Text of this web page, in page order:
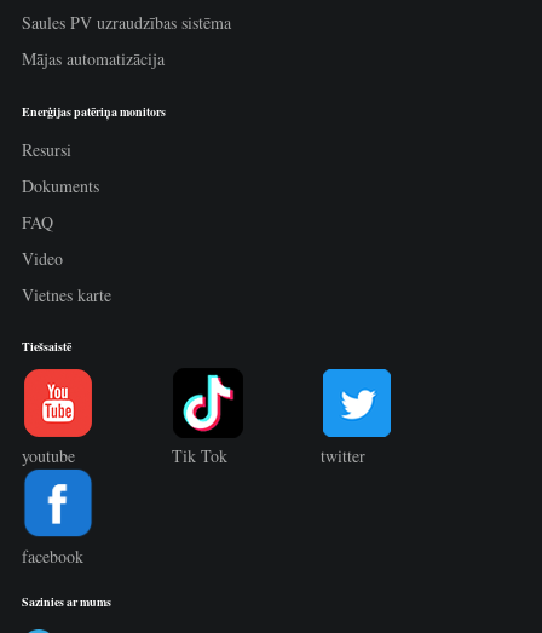
Saules PV uzraudzības sistēma
Mājas automatizācija
Enerģijas patēriņa monitors
Resursi
Dokuments
FAQ
Video
Vietnes karte
Tiešsaistē
youtube Tik Tok twitter
facebook
Sazinies ar mums